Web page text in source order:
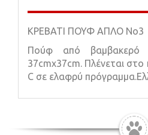
ΚΡΕΒΑΤΙ ΠΟΥΦ ΑΠΛΟ Νο3
Πούφ από βαμβακερό
37cmx37cm. Πλένεται στο
C σε ελαφρύ